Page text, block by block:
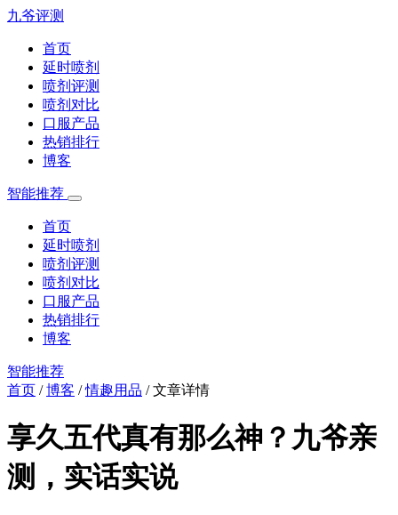
九爷评测
首页
延时喷剂
喷剂评测
喷剂对比
口服产品
热销排行
博客
智能推荐
首页
延时喷剂
喷剂评测
喷剂对比
口服产品
热销排行
博客
智能推荐
首页 /博客 /情趣用品 /文章详情
享久五代真有那么神？九爷亲
测，实话实说